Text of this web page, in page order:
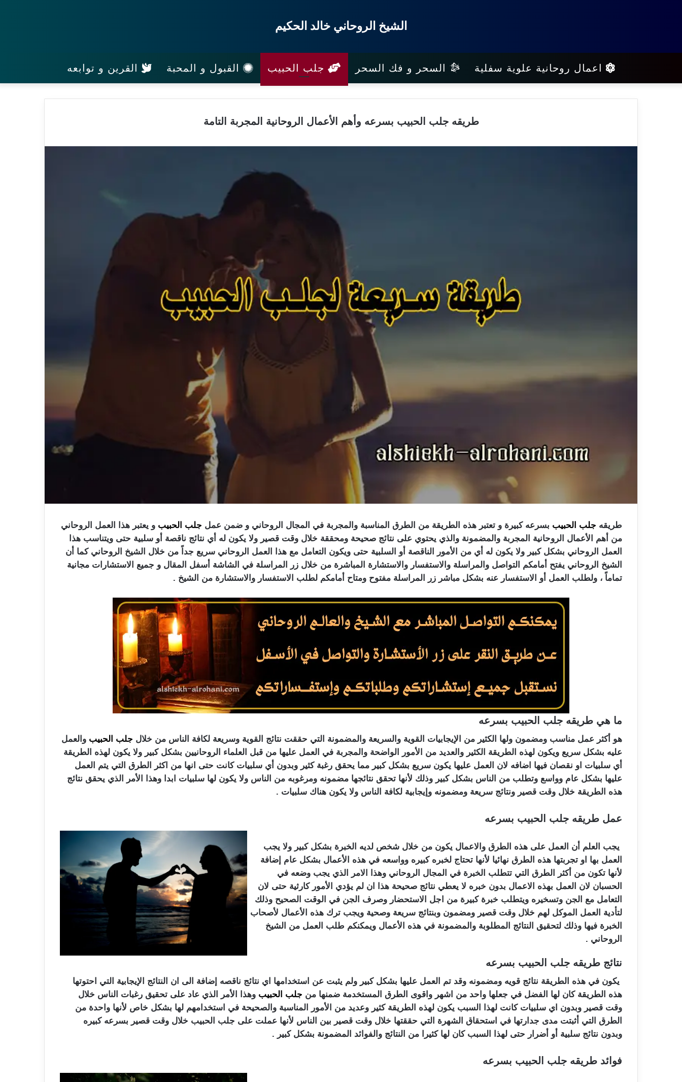
الشيخ الروحاني خالد الحكيم
اعمال روحانية علوية سفلية السحر و فك السحر جلب الحبيب القبول و المحبة القرين و توابعه
طريقه جلب الحبيب بسرعه وأهم الأعمال الروحانية المجربة التامة
طريقه جلب الحبيب بسرعه كبيرة و تعتبر هذه الطريقة من الطرق المناسبة والمجربة في المجال الروحاني و ضمن عمل جلب الحبيب و يعتبر هذا العمل الروحاني
من أهم الأعمال الروحانية المجربة والمضمونة والذي يحتوي على نتائج صحيحة ومحققة خلال وقت قصير ولا يكون له أي نتائج ناقصة أو سلبية حتى ويتناسب هذا
العمل الروحاني بشكل كبير ولا يكون له أي من الأمور الناقصة أو السلبية حتى ويكون التعامل مع هذا العمل الروحاني سريع جداً من خلال الشيخ الروحاني كما أن
الشيخ الروحاني يفتح أمامكم التواصل والمراسلة والاستفسار والاستشارة المباشرة من خلال زر المراسلة في الشاشة أسفل المقال و جميع الاستشارات مجانية
تماماً ، ولطلب العمل أو الاستفسار عنه بشكل مباشر زر المراسلة مفتوح ومتاح أمامكم لطلب الاستفسار والاستشارة من الشيخ .
ما هي طريقه جلب الحبيب بسرعه
هو أكثر عمل مناسب ومضمون ولها الكثير من الإيجابيات القوية والسريعة والمضمونة التي حققت نتائج القوية وسريعة لكافة الناس من خلال جلب الحبيب والعمل
عليه بشكل سريع ويكون لهذه الطريقة الكثير والعديد من الأمور الواضحة والمجربة في العمل عليها من قبل العلماء الروحانيين بشكل كبير ولا يكون لهذه الطريقة
أي سلبيات او نقصان فيها اضافه لان العمل عليها يكون سريع بشكل كبير مما يحقق رغبة كثير وبدون أي سلبيات كانت حتى انها من اكثر الطرق التي يتم العمل
عليها بشكل عام وواسع وتطلب من الناس بشكل كبير وذلك لأنها تحقق نتائجها مضمونه ومرغوبه من الناس ولا يكون لها سلبيات ابدا وهذا الأمر الذي يحقق نتائج
هذه الطريقة خلال وقت قصير ونتائج سريعة ومضمونه وإيجابية لكافة الناس ولا يكون هناك سلبيات .
عمل طريقه جلب الحبيب بسرعه
يجب العلم أن العمل على هذه الطرق والاعمال يكون من خلال شخص لديه الخبرة بشكل كبير ولا يجب
العمل بها او تجربتها هذه الطرق نهائيا لأنها تحتاج لخبره كبيره وواسعه في هذه الأعمال بشكل عام إضافة
لأنها تكون من أكثر الطرق التي تتطلب الخبرة في المجال الروحاني وهذا الامر الذي يجب وضعه في
الحسبان لان العمل بهذه الاعمال بدون خبره لا يعطي نتائج صحيحة هذا ان لم يؤدي الأمور كارثية حتى لان
التعامل مع الجن وتسخيره ويتطلب خبرة كبيرة من اجل الاستحضار وصرف الجن في الوقت الصحيح وذلك
لتأدية العمل الموكل لهم خلال وقت قصير ومضمون وبنتائج سريعة وصحية ويجب ترك هذه الأعمال لأصحاب
الخبرة فيها وذلك لتحقيق النتائج المطلوبة والمضمونة في هذه الأعمال ويمكنكم طلب العمل من الشيخ
الروحاني .
نتائج طريقه جلب الحبيب بسرعه
يكون في هذه الطريقة نتائج قويه ومضمونه وقد تم العمل عليها بشكل كبير ولم يثبت عن استخدامها اي نتائج ناقصه إضافة الى ان النتائج الإيجابية التي احتوتها
هذه الطريقة كان لها الفضل في جعلها واحد من اشهر واقوى الطرق المستخدمة ضمنها من جلب الحبيب وهذا الأمر الذي عاد على تحقيق رغبات الناس خلال
وقت قصير وبدون اي سلبيات كانت لهذا السبب يكون لهذه الطريقة كثير وعديد من الأمور المناسبة والصحيحة في استخدامهم لها بشكل خاص لأنها واحدة من
الطرق التي أثبتت مدى جدارتها في استحقاق الشهرة التي حققتها خلال وقت قصير بين الناس لأنها عملت على جلب الحبيب خلال وقت قصير بسرعه كبيره
وبدون نتائج سلبية أو أضرار حتى لهذا السبب كان لها كثيرا من النتائج والفوائد المضمونة بشكل كبير .
فوائد طريقه جلب الحبيب بسرعه